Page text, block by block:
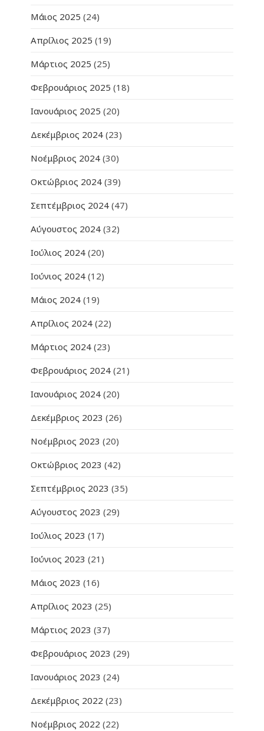
Μάιος 2025 (24)
Απρίλιος 2025 (19)
Μάρτιος 2025 (25)
Φεβρουάριος 2025 (18)
Ιανουάριος 2025 (20)
Δεκέμβριος 2024 (23)
Νοέμβριος 2024 (30)
Οκτώβριος 2024 (39)
Σεπτέμβριος 2024 (47)
Αύγουστος 2024 (32)
Ιούλιος 2024 (20)
Ιούνιος 2024 (12)
Μάιος 2024 (19)
Απρίλιος 2024 (22)
Μάρτιος 2024 (23)
Φεβρουάριος 2024 (21)
Ιανουάριος 2024 (20)
Δεκέμβριος 2023 (26)
Νοέμβριος 2023 (20)
Οκτώβριος 2023 (42)
Σεπτέμβριος 2023 (35)
Αύγουστος 2023 (29)
Ιούλιος 2023 (17)
Ιούνιος 2023 (21)
Μάιος 2023 (16)
Απρίλιος 2023 (25)
Μάρτιος 2023 (37)
Φεβρουάριος 2023 (29)
Ιανουάριος 2023 (24)
Δεκέμβριος 2022 (23)
Νοέμβριος 2022 (22)